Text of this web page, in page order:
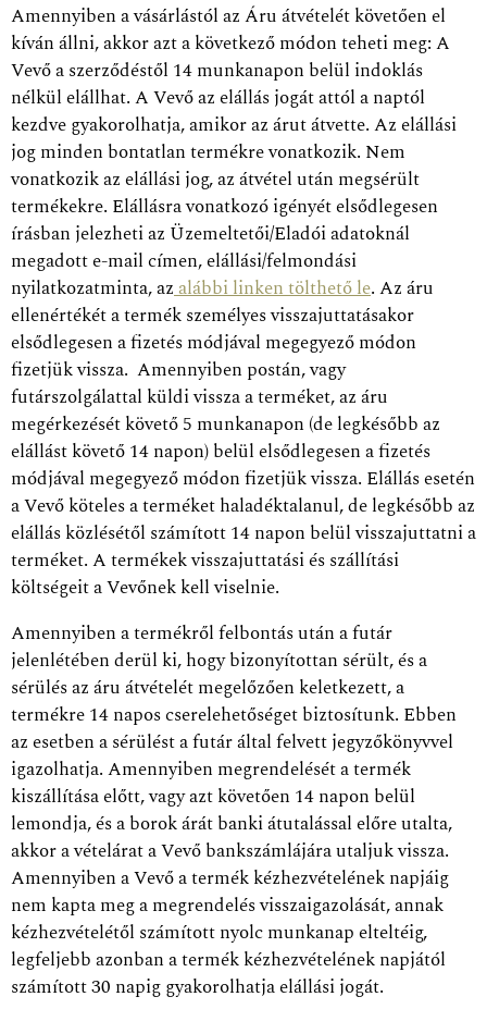
Amennyiben a vásárlástól az Áru átvételét követően el
kíván állni, akkor azt a következő módon teheti meg: A
Vevő a szerződéstől 14 munkanapon belül indoklás
nélkül elállhat. A Vevő az elállás jogát attól a naptól
kezdve gyakorolhatja, amikor az árut átvette. Az elállási
jog minden bontatlan termékre vonatkozik. Nem
vonatkozik az elállási jog, az átvétel után megsérült
termékekre. Elállásra vonatkozó igényét elsődlegesen
írásban jelezheti az Üzemeltetői/Eladói adatoknál
megadott e-mail címen, elállási/felmondási
nyilatkozatminta, azalábbi linken tölthető le. Az áru
ellenértékét a termék személyes visszajuttatásakor
elsődlegesen a fizetés módjával megegyező módon
fizetjük vissza. Amennyiben postán, vagy
futárszolgálattal küldi vissza a terméket, az áru
megérkezését követő 5 munkanapon (de legkésőbb az
elállást követő 14 napon) belül elsődlegesen a fizetés
módjával megegyező módon fizetjük vissza. Elállás esetén
a Vevő köteles a terméket haladéktalanul, de legkésőbb az
elállás közlésétől számított 14 napon belül visszajuttatni a
terméket. A termékek visszajuttatási és szállítási
költségeit a Vevőnek kell viselnie.
Amennyiben a termékről felbontás után a futár
jelenlétében derül ki, hogy bizonyítottan sérült, és a
sérülés az áru átvételét megelőzően keletkezett, a
termékre 14 napos cserelehetőséget biztosítunk. Ebben
az esetben a sérülést a futár által felvett jegyzőkönyvvel
igazolhatja. Amennyiben megrendelését a termék
kiszállítása előtt, vagy azt követően 14 napon belül
lemondja, és a borok árát banki átutalással előre utalta,
akkor a vételárat a Vevő bankszámlájára utaljuk vissza.
Amennyiben a Vevő a termék kézhezvételének napjáig
nem kapta meg a megrendelés visszaigazolását, annak
kézhezvételétől számított nyolc munkanap elteltéig,
legfeljebb azonban a termék kézhezvételének napjától
számított 30 napig gyakorolhatja elállási jogát.